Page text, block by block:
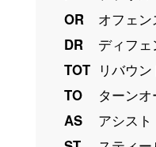
OR
オフェ
DR
ディフ
TOT リバウ
TO
ターン
AS
アシスト